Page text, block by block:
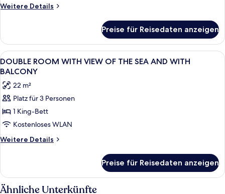
Weitere Details
Weitere
Preise für Reisedaten anzeigen
Alle
Fotos
für
DOUBLE
ROOM
WITH
VIEW
OF
AND
WITH
Minibar, Zimmersafe, Schreibtisch,
16
DOUBLE ROOM WITH VIEW OF THE SEA AND WITH
BALCONY
22 m²
Platz für 3 Personen
1 King-Bett
Kostenloses WLAN
Weitere Details
Weitere
ROOM
WITH
Preise für Reisedaten anzeigen
Ähnliche Unterkünfte